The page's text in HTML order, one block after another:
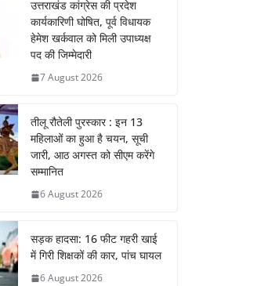
उत्तराखंड कांग्रेस की प्रदेश
कार्यकारिणी घोषित, पूर्व विधायक
हेमेश खर्कवाल को मिली उपाध्यक्ष
पद की जिम्मेदारी
7 August 2026
तीलू रौतेली पुरस्कार : इन 13
महिलाओं का हुआ है चयन, सूची
जारी, आठ अगस्त को सीएम करेंगे
सम्मानित
6 August 2026
सड़क हादसा: 16 फीट गहरी खाई
में गिरी शिक्षकों की कार, पांच घायल
6 August 2026